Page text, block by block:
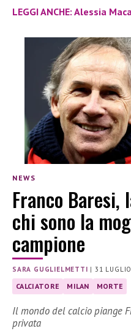
LEGGI ANCHE: Alessia
NEWS
Franco
chi sono la
campione
SARA GUGLIELMETTI |31
CALCIATORE MILAN MORTE
Il mondo del calcio piange
privata